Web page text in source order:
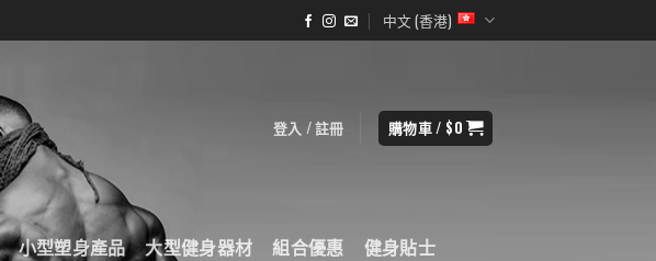
中文 (香港)
登入 / 註冊 購物車 / $0
小型塑身產品 大型健身器材 組合優惠 健身貼士